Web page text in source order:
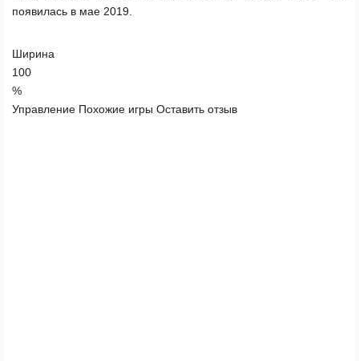
появилась в мае 2019.
Ширина
100
%
Управление Похожие игры Оставить отзыв